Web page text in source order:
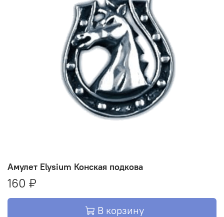
Амулет Elysium Конская подкова
160 ₽
В корзину